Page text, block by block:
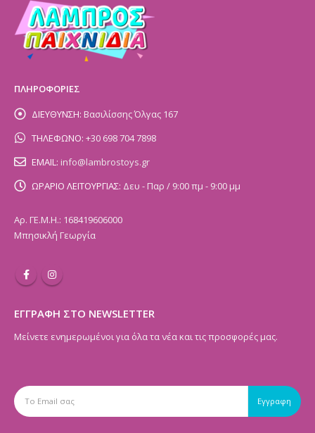
ΠΛΗΡΟΦΟΡΙΕΣ
ΔΙΕΥΘΥΝΣΗ: Βασιλίσσης Όλγας 167
ΤΗΛΕΦΩΝΟ: +30 698 704 7898
EMAIL: info@lambrostoys.gr
ΩΡΑΡΙΟ ΛΕΙΤΟΥΡΓΙΑΣ: Δευ - Παρ / 9:00 πμ - 9:00 μμ
Αρ. ΓΕ.Μ.Η.: 168419606000
Μπησικλή Γεωργία
ΕΓΓΡΑΦΗ ΣΤΟ NEWSLETTER
Μείνετε ενημερωμένοι για όλα τα νέα και τις προσφορές μας.